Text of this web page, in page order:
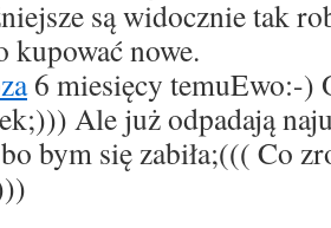
są widocznie tak
kupować nowe.
6 miesięcy temuEwo:-)
Ale już odpadają
bym się zabiła;((( Co